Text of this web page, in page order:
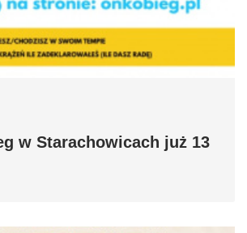
w Starachowicach już 13